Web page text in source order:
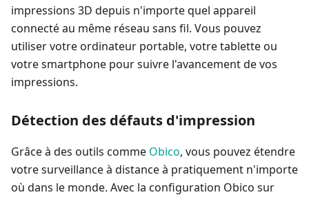
impressions 3D depuis n'importe quel appareil
connecté au même réseau sans fil. Vous pouvez
utiliser votre ordinateur portable, votre tablette ou
votre smartphone pour suivre l'avancement de vos
impressions.
Détection des défauts d'impression
Grâce à des outils comme Obico, vous pouvez étendre
votre surveillance à distance à pratiquement n'importe
où dans le monde. Avec la configuration Obico sur